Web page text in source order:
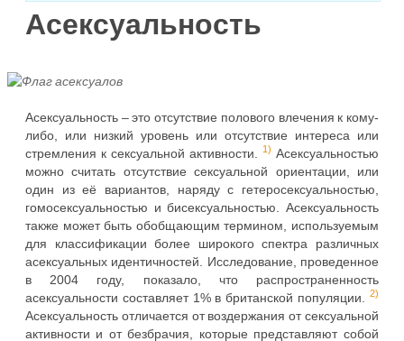
Асексуальность
Асексуальность – это отсутствие полового влечения к кому-
либо, или низкий уровень или отсутствие интереса или
стремления к сексуальной активности. 1) Асексуальностью
можно считать отсутствие сексуальной ориентации, или
один из её вариантов, наряду с гетеросексуальностью,
гомосексуальностью и бисексуальностью. Асексуальность
также может быть обобщающим термином, используемым
для классификации более широкого спектра различных
асексуальных идентичностей. Исследование, проведенное
в 2004 году, показало, что распространенность
асексуальности составляет 1% в британской популяции. 2)
Асексуальность отличается от воздержания от сексуальной
активности и от безбрачия, которые представляют собой